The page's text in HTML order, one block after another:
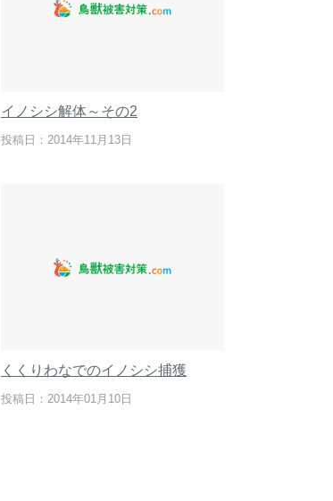
イノシシ解体～その2
投稿日：2014年11月13日
くくりわなでのイノシシ捕獲
投稿日：2014年01月10日